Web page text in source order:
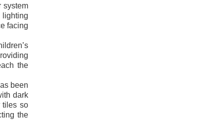
system
lighting
facing
the
been
dark
tiles so
the